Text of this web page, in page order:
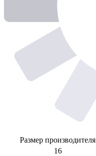
Размер производителя
16